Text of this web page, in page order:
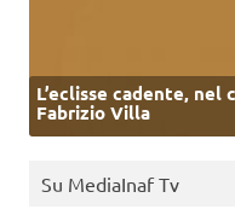
L’eclisse cadente, nel
Fabrizio Villa
Su MediaInaf Tv